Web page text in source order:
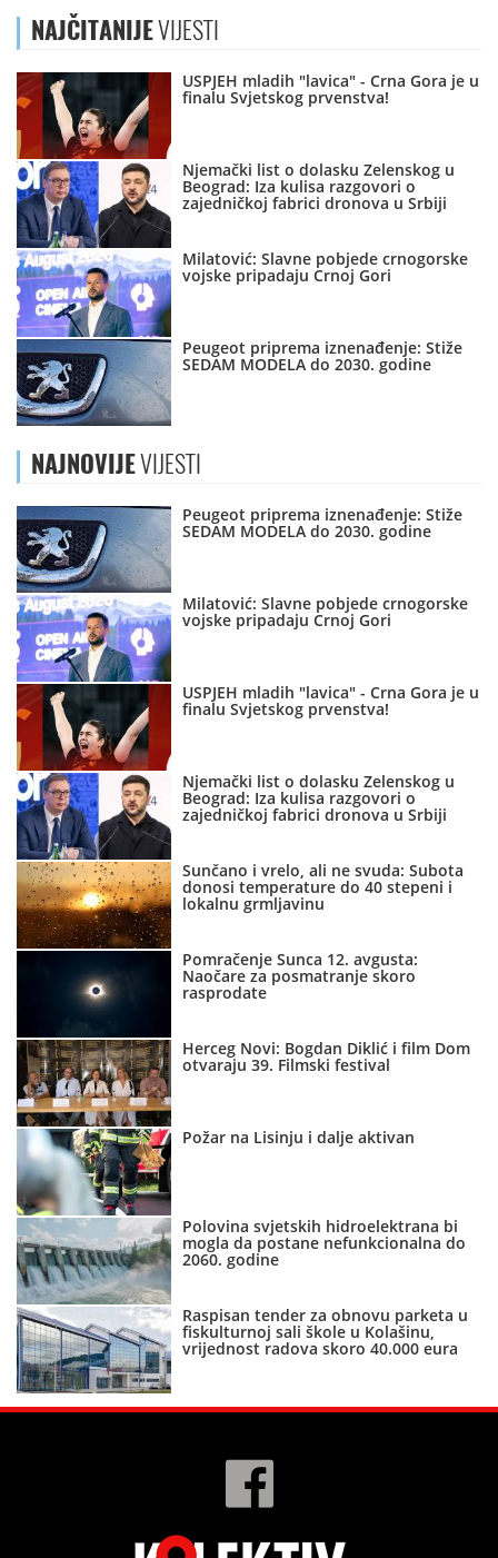
NAJČITANIJEVIJESTI
USPJEH mladih "lavica" - Crna Gora je u
finalu Svjetskog prvenstva!
Njemački list o dolasku Zelenskog u
Beograd: Iza kulisa razgovori o
zajedničkoj fabrici dronova u Srbiji
Milatović: Slavne pobjede crnogorske
vojske pripadaju Crnoj Gori
Peugeot priprema iznenađenje: Stiže
SEDAM MODELA do 2030. godine
NAJNOVIJEVIJESTI
Peugeot priprema iznenađenje: Stiže
SEDAM MODELA do 2030. godine
Milatović: Slavne pobjede crnogorske
vojske pripadaju Crnoj Gori
USPJEH mladih "lavica" - Crna Gora je u
finalu Svjetskog prvenstva!
Njemački list o dolasku Zelenskog u
Beograd: Iza kulisa razgovori o
zajedničkoj fabrici dronova u Srbiji
Sunčano i vrelo, ali ne svuda: Subota
donosi temperature do 40 stepeni i
lokalnu grmljavinu
Pomračenje Sunca 12. avgusta:
Naočare za posmatranje skoro
rasprodate
Herceg Novi: Bogdan Diklić i film Dom
otvaraju 39. Filmski festival
Požar na Lisinju i dalje aktivan
Polovina svjetskih hidroelektrana bi
mogla da postane nefunkcionalna do
2060. godine
Raspisan tender za obnovu parketa u
fiskulturnoj sali škole u Kolašinu,
vrijednost radova skoro 40.000 eura